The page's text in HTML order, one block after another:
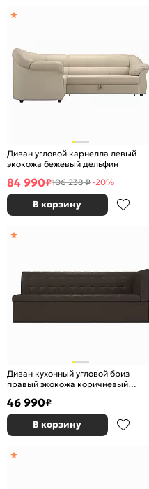
Диван угловой карнелла левый
экокожа бежевый дельфин
84 990₽106 238 ₽-20%
В корзину
Диван кухонный угловой бриз
правый экокожа коричневый
46 990₽
В корзину